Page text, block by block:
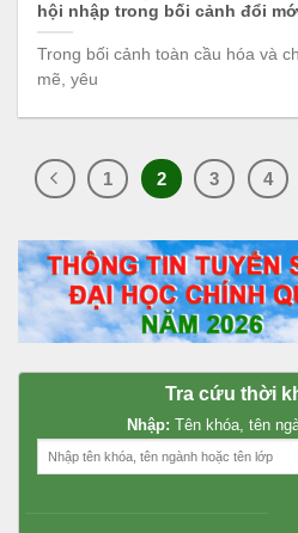
hội nhập trong bối cảnh đổi
Trong bối cảnh toàn cầu hóa và
mẽ, yêu
1 2 3 4
Tra cứu thời
Nhập: Tên khóa, tên